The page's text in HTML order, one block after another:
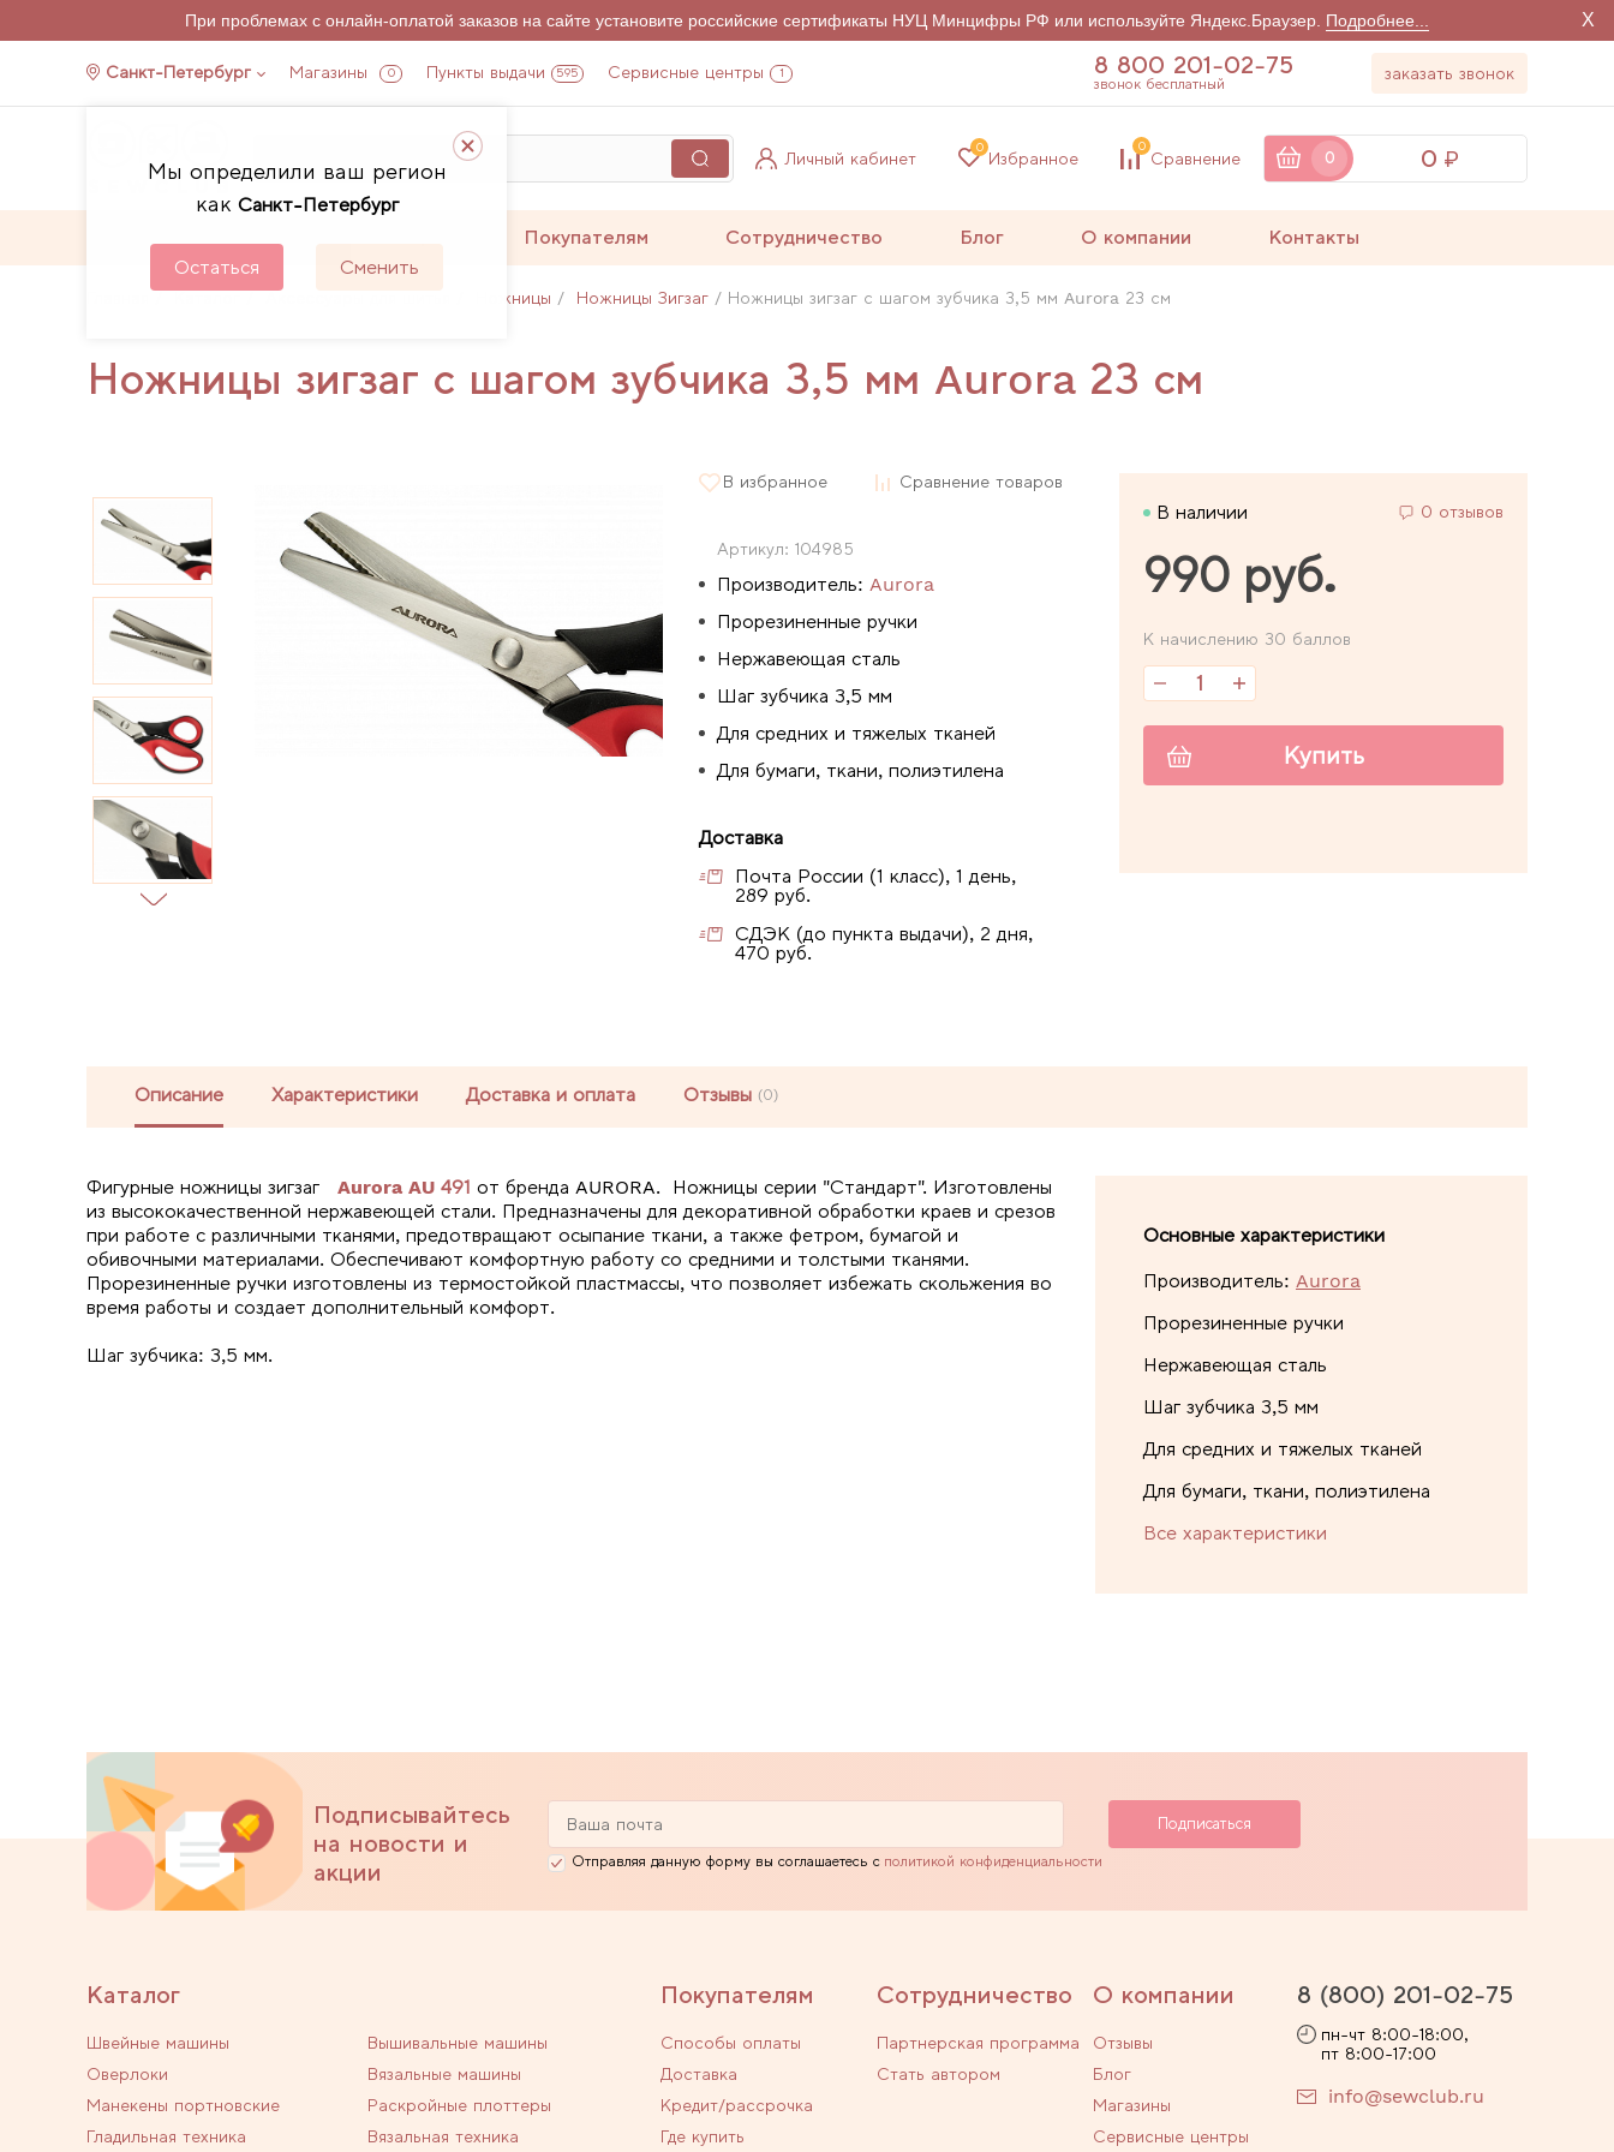
При проблемах с онлайн-оплатой заказов на сайте установите российские сертификаты НУЦ Минцифры РФ или используйте Яндекс.Браузер. Подробнее... X
Санкт-Петербург Магазины 0 Пункты выдачи 595 Сервисные центры 1
Мы определили ваш регион
как Санкт-Петербург
Остаться Сменить
8 800 201-02-75
звонок бесплатный
заказать звонок
Личный кабинет Избранное
0
Сравнение
0
0 0
Покупателям Сотрудничество Блог О компании Контакты
Каталог Аксессуары для шитья Ножницы Ножницы Зигзаг Ножницы зигзаг с шагом зубчика 3,5 мм Aurora 23 см
Ножницы зигзаг с шагом зубчика 3,5 мм Aurora 23 см
В избранное Сравнение товаров
Артикул: 104985
Производитель: Aurora
Прорезиненные ручки
Нержавеющая сталь
Шаг зубчика 3,5 мм
Для средних и тяжелых тканей
Для бумаги, ткани, полиэтилена
Доставка
Почта России (1 класс), 1 день,
289 руб.
СДЭК (до пункта выдачи), 2 дня,
470 руб.
В наличии 0 отзывов
990 руб.
К начислению 30 баллов
Купить
Описание Характеристики Доставка и оплата Отзывы (0)
Фигурные ножницы зигзаг Aurora AU 491 от бренда AURORA. Ножницы серии "Стандарт". Изготовлены
из высококачественной нержавеющей стали. Предназначены для декоративной обработки краев и срезов
при работе с различными тканями, предотвращают осыпание ткани, а также фетром, бумагой и
обивочными материалами. Обеспечивают комфортную работу со средними и толстыми тканями.
Прорезиненные ручки изготовлены из термостойкой пластмассы, что позволяет избежать скольжения во
время работы и создает дополнительный комфорт.
Шаг зубчика: 3,5 мм.
Основные характеристики
Производитель: Aurora
Прорезиненные ручки
Нержавеющая сталь
Шаг зубчика 3,5 мм
Для средних и тяжелых тканей
Для бумаги, ткани, полиэтилена
Все характеристики
Подписывайтесь
на новости и
акции
Отправляя данную форму вы соглашаетесь с политикой конфиденциальности
Каталог
Швейные машины
Вышивальные машины
Оверлоки
Вязальные машины
Манекены портновские
Раскройные плоттеры
Гладильная техника
Вязальная техника
Покупателям
Способы оплаты
Доставка
Кредит/рассрочка
Где купить
Сотрудничество
Партнерская программа
Стать автором
О компании
Отзывы
Блог
Магазины
Сервисные центры
8 (800) 201-02-75
пн-чт 8:00-18:00,
пт 8:00-17:00
info@sewclub.ru